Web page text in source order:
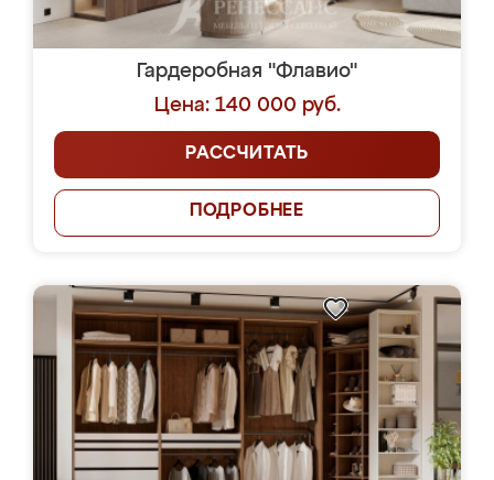
Гардеробная "Флавио"
Цена: 140 000 руб.
РАССЧИТАТЬ
ПОДРОБНЕЕ